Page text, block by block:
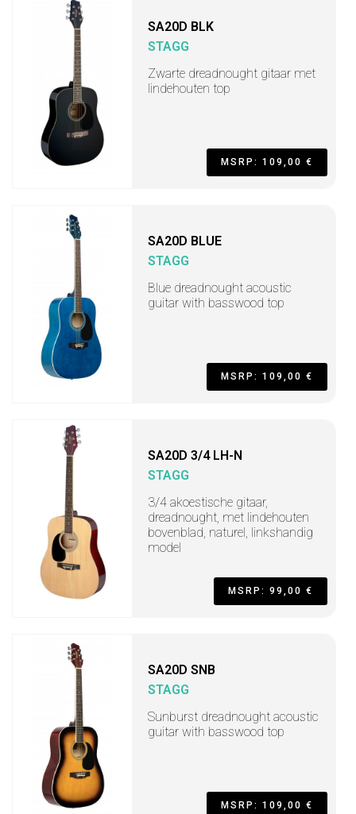
SA20D BLK
STAGG
Zwarte dreadnought gitaar met
lindehouten top
MSRP: 109,00 €
SA20D BLUE
STAGG
Blue dreadnought acoustic
guitar with basswood top
MSRP: 109,00 €
SA20D 3/4 LH-N
STAGG
3/4 akoestische gitaar,
dreadnought, met lindehouten
bovenblad, naturel, linkshandig
model
MSRP: 99,00 €
SA20D SNB
STAGG
Sunburst dreadnought acoustic
guitar with basswood top
MSRP: 109,00 €